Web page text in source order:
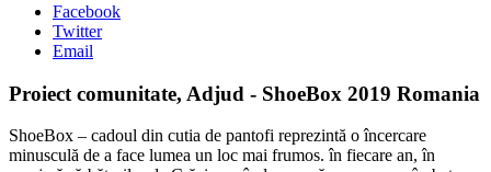
Facebook
Twitter
Email
Proiect comunitate, Adjud - ShoeBox 2019 Romania
ShoeBox – cadoul din cutia de pantofi reprezintă o încercare
minusculă de a face lumea un loc mai frumos. în fiecare an, în